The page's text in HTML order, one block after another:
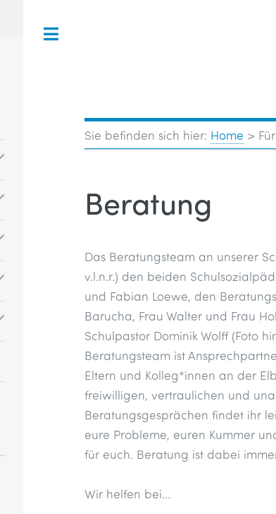
Sie befinden sich hier: Home >
Beratung
Das Beratungsteam an unserer
v.l.n.r.) den beiden
und Fabian Loewe, den
Barucha, Frau Walter und Frau
Schulpastor Dominik Wolff (Foto
Beratungsteam ist
Eltern und Kolleg*innen an der
freiwilligen, vertraulichen und
Beratungsgesprächen findet ihr
eure Probleme, euren Kummer
für euch. Beratung ist dabei
Wir helfen bei…